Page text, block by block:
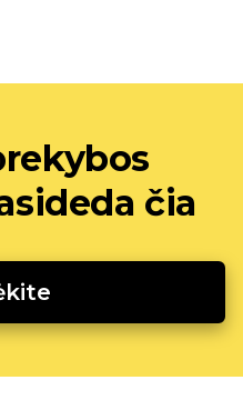
čia